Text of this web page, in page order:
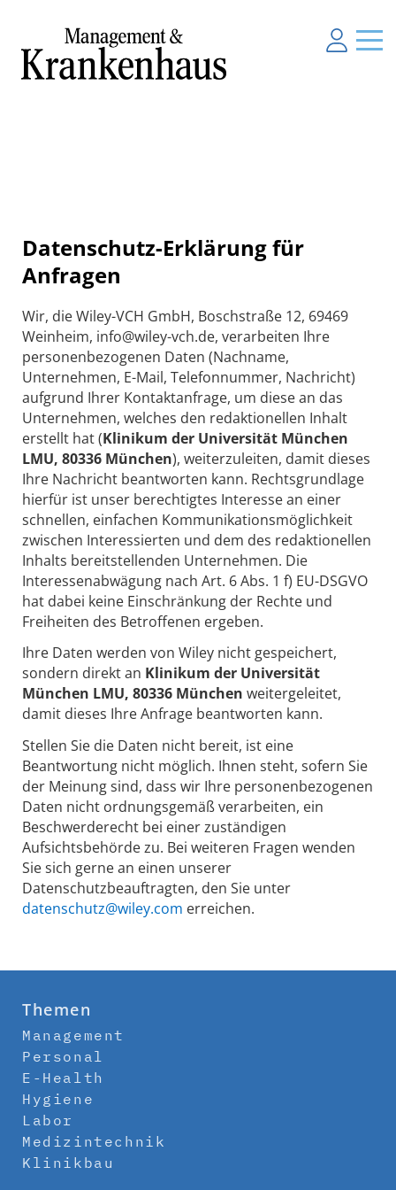
Datenschutz-Erklärung für
Anfragen
Wir, die Wiley-VCH GmbH, Boschstraße 12, 69469
Weinheim, info@wiley-vch.de, verarbeiten Ihre
personenbezogenen Daten (Nachname,
Unternehmen, E-Mail, Telefonnummer, Nachricht)
aufgrund Ihrer Kontaktanfrage, um diese an das
Unternehmen, welches den redaktionellen Inhalt
erstellt hat (Klinikum der Universität München
LMU, 80336 München), weiterzuleiten, damit dieses
Ihre Nachricht beantworten kann. Rechtsgrundlage
hierfür ist unser berechtigtes Interesse an einer
schnellen, einfachen Kommunikationsmöglichkeit
zwischen Interessierten und dem des redaktionellen
Inhalts bereitstellenden Unternehmen. Die
Interessenabwägung nach Art. 6 Abs. 1 f) EU-DSGVO
hat dabei keine Einschränkung der Rechte und
Freiheiten des Betroffenen ergeben.
Ihre Daten werden von Wiley nicht gespeichert,
sondern direkt an Klinikum der Universität
München LMU, 80336 München weitergeleitet,
damit dieses Ihre Anfrage beantworten kann.
Stellen Sie die Daten nicht bereit, ist eine
Beantwortung nicht möglich. Ihnen steht, sofern Sie
der Meinung sind, dass wir Ihre personenbezogenen
Daten nicht ordnungsgemäß verarbeiten, ein
Beschwerderecht bei einer zuständigen
Aufsichtsbehörde zu. Bei weiteren Fragen wenden
Sie sich gerne an einen unserer
Datenschutzbeauftragten, den Sie unter
datenschutz@wiley.com erreichen.
Themen
Management
Personal
E-Health
Hygiene
Labor
Medizintechnik
Klinikbau